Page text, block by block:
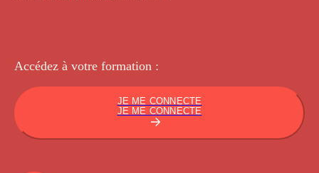
Accédez à votre formation :
JE ME CONNECTE
JE ME CONNECTE